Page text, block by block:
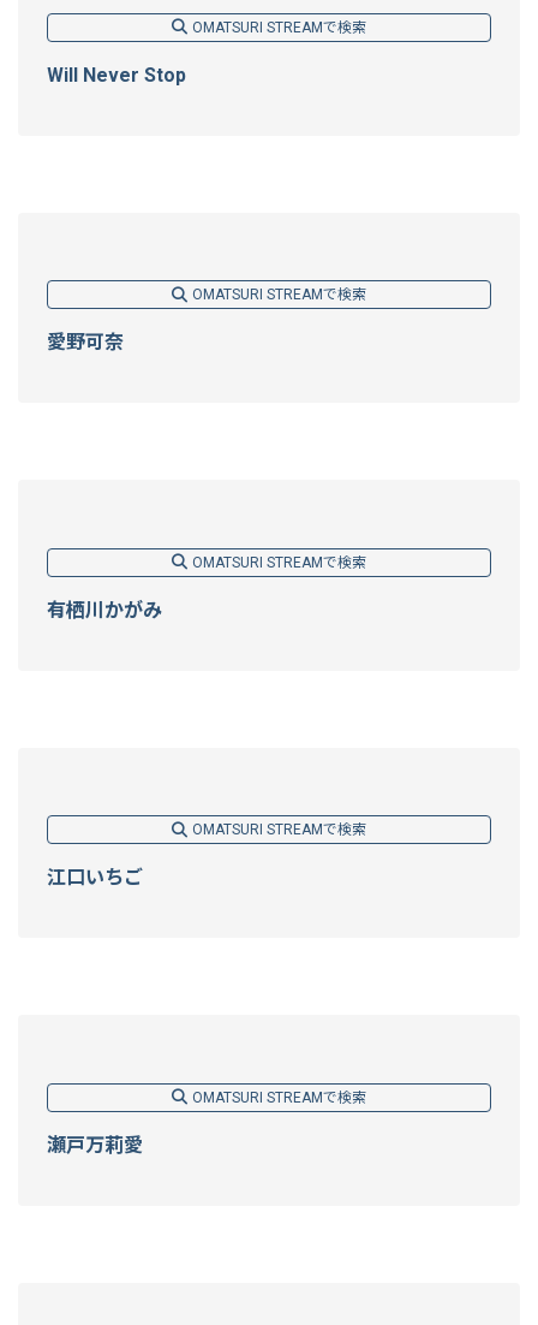
OMATSURI STREAMで検索
Will Never Stop
OMATSURI STREAMで検索
愛野可奈
OMATSURI STREAMで検索
有栖川かがみ
OMATSURI STREAMで検索
江口いちご
OMATSURI STREAMで検索
瀬戸万莉愛